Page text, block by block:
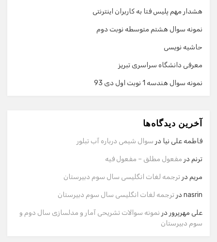
هشدار مهم پلیس فتا به کاربران اینترنتی
نمونه سوال هشتم متوسطه نوبت دوم
حاشیه نویسی
معرفی دانشگاه سراسری تبریز
نمونه سوال هندسه 1 نوبت اول دی 93
آخرین دیدگاه‌ها
فاطمه علی نیا در سوال شیمی درباره آب تبلور
ترنم در مفعول مطلق – مفعول فیه
مریم در ترجمه لغات انگلیسی سال سوم دبیرستان
nasrin در ترجمه لغات انگلیسی سال سوم دبیرستان
علی مهرپرور در نمونه سوالات تشریحی آمار و مدلسازی سال دوم و
سوم دبیرستان
گفت‌وگو با دستیار هوشمند
سلام! برای شروع گفت‌وگو لطفاً شماره تماس یا ایمیل خود را
وارد کنید.
ایمیل